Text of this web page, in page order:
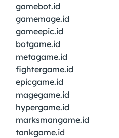
gamebot.id
gamemage.id
gameepic.id
botgame.id
metagame.id
fightergame.id
epicgame.id
magegame.id
hypergame.id
marksmangame.id
tankgame.id